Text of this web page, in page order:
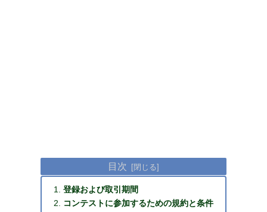
目次
登録および取引期間
コンテストに参加するための規約と条件